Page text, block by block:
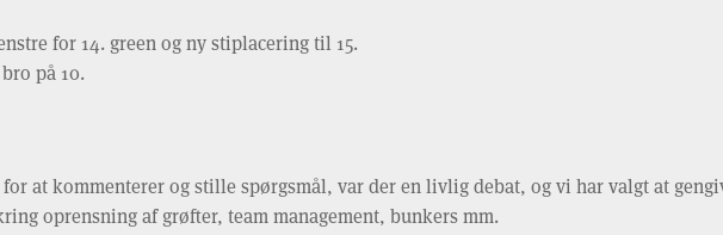
for 14. green og ny stiplacering til 15.
på 10.
at kommenterer og stille spørgsmål, var der en livlig debat, og vi har valgt at
oprensning af grøfter, team management, bunkers mm.